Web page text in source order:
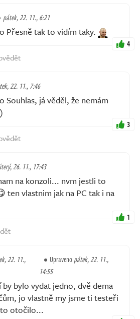
pátek, 22. 11., 6:21
Přesně tak to vidím taky.
4
22. 11., 7:46
Souhlas, já věděl, že nemám
3
26. 11., 17:43
na konzoli... nvm jestli to
ten vlastnim jak na PC tak i na
1
22. 11.,
Upravenopátek, 22. 11.,
14:55
by bylo vydat jedno, dvě dema
jo vlastně my jsme ti testeři
otočilo...